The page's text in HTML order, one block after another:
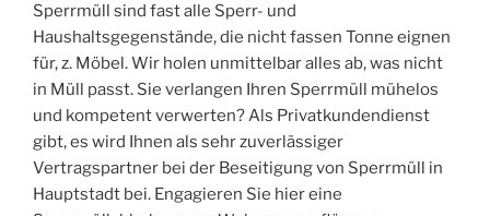
Sperrmüll sind fast alle Sperr- und
Haushaltsgegenstände, die nicht fassen Tonne eignen
für, z. Möbel. Wir holen unmittelbar alles ab, was nicht
in Müll passt. Sie verlangen Ihren Sperrmüll mühelos
und kompetent verwerten? Als Privatkundendienst
gibt, es wird Ihnen als sehr zuverlässiger
Vertragspartner bei der Beseitigung von Sperrmüll in
Hauptstadt bei. Engagieren Sie hier eine